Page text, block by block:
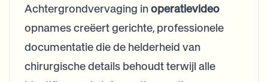
Achtergrondvervaging inoperatievideo
opnames creëert gerichte, professionele
documentatie die de helderheid van
chirurgische details behoudt terwijl alle